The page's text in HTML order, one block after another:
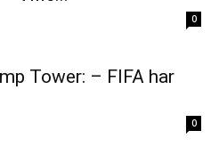
0
Tower: – FIFA har
0